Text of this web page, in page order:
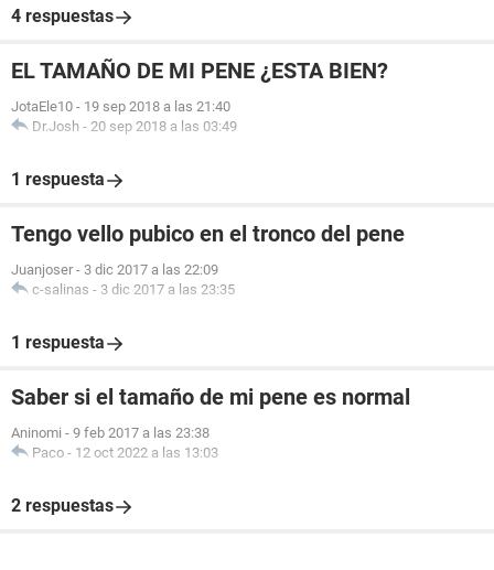
4 respuestas
EL TAMAÑO DE MI PENE ¿ESTA BIEN?
JotaEle10 - 19 sep 2018 a las 21:40
Dr.Josh - 20 sep 2018 a las 03:49
1 respuesta
Tengo vello pubico en el tronco del pene
Juanjoser - 3 dic 2017 a las 22:09
c-salinas - 3 dic 2017 a las 23:35
1 respuesta
Saber si el tamaño de mi pene es normal
Aninomi - 9 feb 2017 a las 23:38
Paco - 12 oct 2022 a las 13:03
2 respuestas